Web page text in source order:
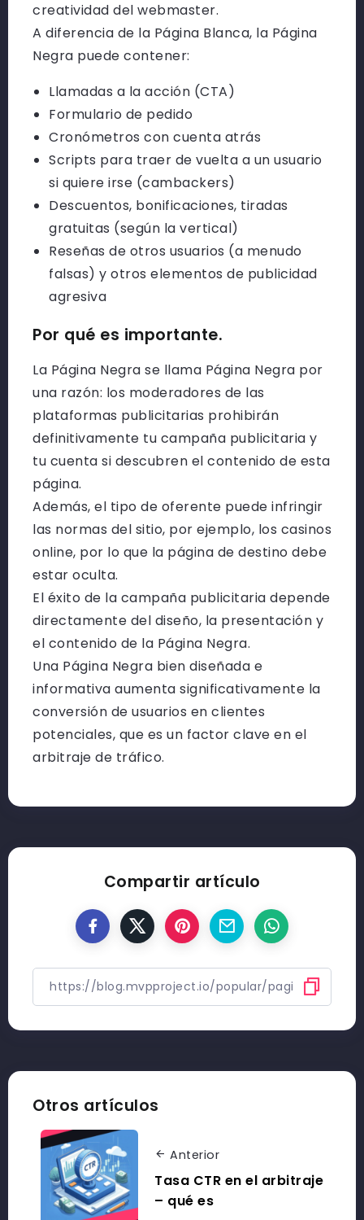
creatividad del webmaster.
A diferencia de la Página Blanca, la Página
Negra puede contener:
Llamadas a la acción (CTA)
Formulario de pedido
Cronómetros con cuenta atrás
Scripts para traer de vuelta a un usuario
si quiere irse (cambackers)
Descuentos, bonificaciones, tiradas
gratuitas (según la vertical)
Reseñas de otros usuarios (a menudo
falsas) y otros elementos de publicidad
agresiva
Por qué es importante.
La Página Negra se llama Página Negra por
una razón: los moderadores de las
plataformas publicitarias prohibirán
definitivamente tu campaña publicitaria y
tu cuenta si descubren el contenido de esta
página.
Además, el tipo de oferente puede infringir
las normas del sitio, por ejemplo, los casinos
online, por lo que la página de destino debe
estar oculta.
El éxito de la campaña publicitaria depende
directamente del diseño, la presentación y
el contenido de la Página Negra.
Una Página Negra bien diseñada e
informativa aumenta significativamente la
conversión de usuarios en clientes
potenciales, que es un factor clave en el
arbitraje de tráfico.
Compartir artículo
Otros artículos
Anterior
Tasa CTR en el arbitraje
– qué es